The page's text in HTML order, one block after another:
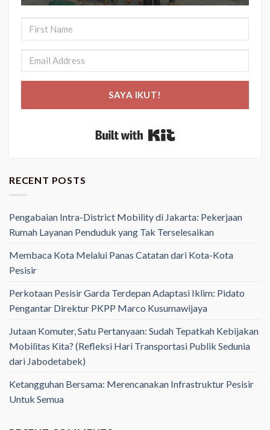
SAYA IKUT!
RECENT POSTS
Pengabaian Intra-District Mobility di Jakarta: Pekerjaan
Rumah Layanan Penduduk yang Tak Terselesaikan
Membaca Kota Melalui Panas Catatan dari Kota-Kota
Pesisir
Perkotaan Pesisir Garda Terdepan Adaptasi Iklim: Pidato
Pengantar Direktur PKPP Marco Kusumawijaya
Jutaan Komuter, Satu Pertanyaan: Sudah Tepatkah Kebijakan
Mobilitas Kita? (Refleksi Hari Transportasi Publik Sedunia
dari Jabodetabek)
Ketangguhan Bersama: Merencanakan Infrastruktur Pesisir
Untuk Semua